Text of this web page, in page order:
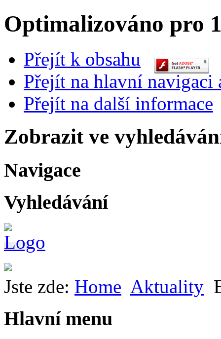
Optimalizováno pro
Přejít k obsahu
Přejít na hlavní navigaci
Přejít na další informace
Zobrazit ve
Navigace
Vyhledávání
Jste zde: Home Aktuality
Hlavní menu